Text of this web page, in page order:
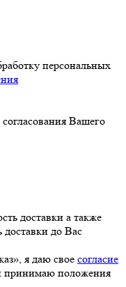
персональных
Вашего
доставки а также
до Вас
я даю свое согласие
принимаю положения